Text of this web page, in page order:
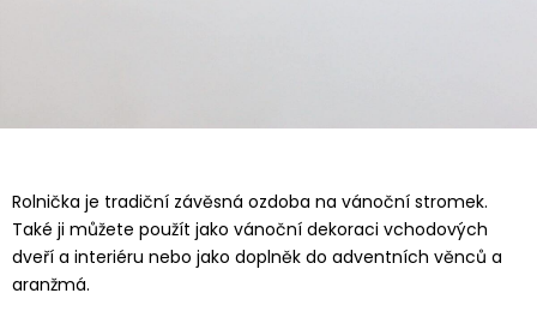
Rolnička je tradiční závěsná ozdoba na vánoční stromek.
Také ji můžete použít jako vánoční dekoraci vchodových
dveří a interiéru nebo jako doplněk do adventních věnců a
aranžmá.